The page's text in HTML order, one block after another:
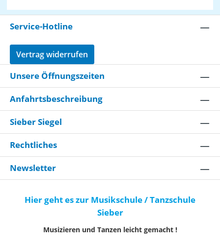
Service-Hotline
Vertrag widerrufen
Unsere Öffnungszeiten
Anfahrtsbeschreibung
Sieber Siegel
Rechtliches
Newsletter
Hier geht es zur Musikschule / Tanzschule
Sieber
Musizieren und Tanzen leicht gemacht !